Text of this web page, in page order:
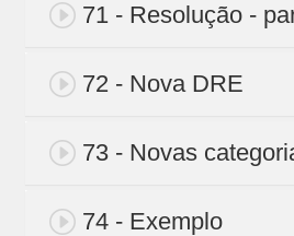
71 - Resolução -
72 - Nova DRE
73 - Novas
74 - Exemplo